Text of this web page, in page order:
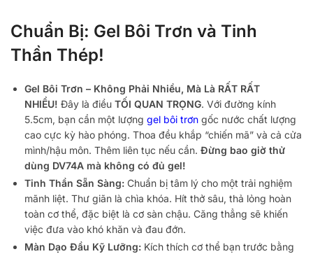
Chuẩn Bị: Gel Bôi Trơn và Tinh
Thần Thép!
Gel Bôi Trơn – Không Phải Nhiều, Mà Là RẤT RẤT
NHIỀU! Đây là điều TỐI QUAN TRỌNG. Với đường kính
5.5cm, bạn cần một lượng gel bôi trơn gốc nước chất lượng
cao cực kỳ hào phóng. Thoa đều khắp “chiến mã” và cả cửa
mình/hậu môn. Thêm liên tục nếu cần. Đừng bao giờ thử
dùng DV74A mà không có đủ gel!
Tinh Thần Sẵn Sàng: Chuẩn bị tâm lý cho một trải nghiệm
mãnh liệt. Thư giãn là chìa khóa. Hít thở sâu, thả lỏng hoàn
toàn cơ thể, đặc biệt là cơ sàn chậu. Căng thẳng sẽ khiến
việc đưa vào khó khăn và đau đớn.
Màn Dạo Đầu Kỹ Lưỡng: Kích thích cơ thể bạn trước bằng